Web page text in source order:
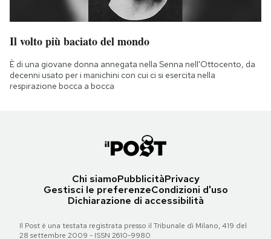
Il volto più baciato del mondo
È di una giovane donna annegata nella Senna nell'Ottocento, da
decenni usato per i manichini con cui ci si esercita nella
respirazione bocca a bocca
Chi siamoPubblicitàPrivacy
Gestisci le preferenzeCondizioni d'uso
Dichiarazione di accessibilità
Il Post è una testata registrata presso il Tribunale di Milano, 419 del
28 settembre 2009 - ISSN 2610-9980